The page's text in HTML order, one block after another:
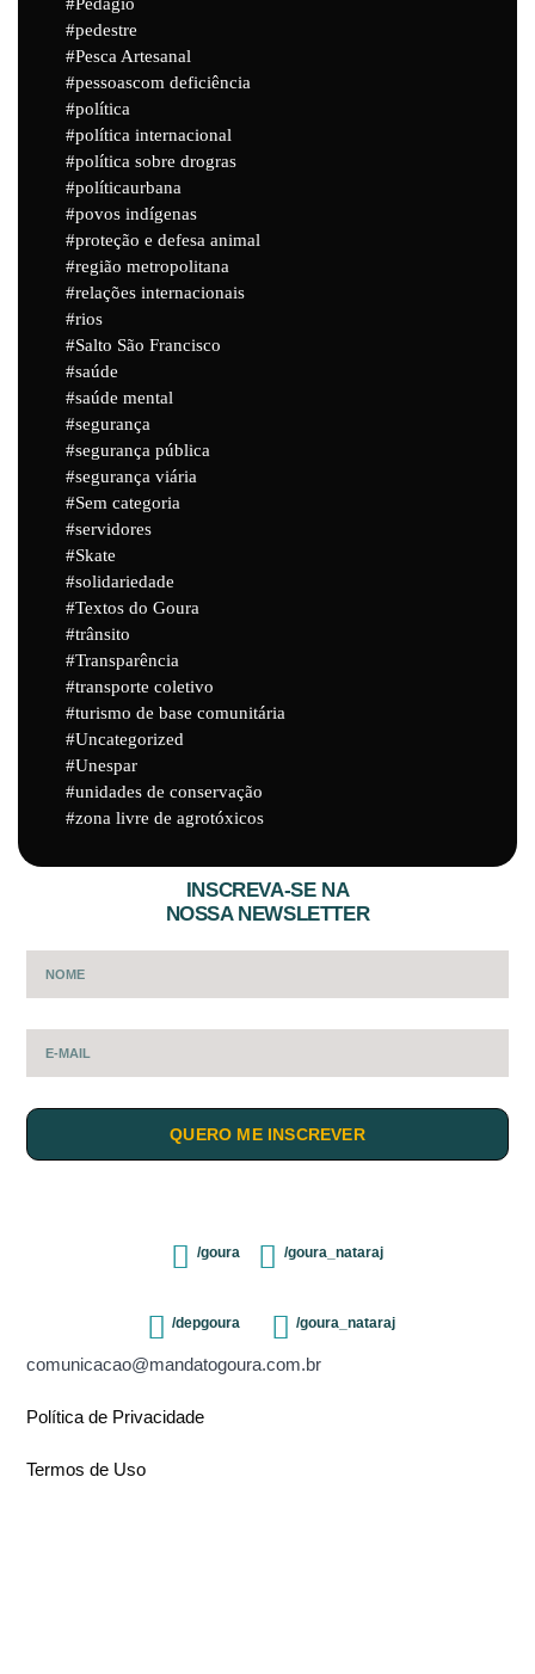
pedestre
Pesca Artesanal
pessoascom deficiência
política
política internacional
política sobre drogras
políticaurbana
povos indígenas
proteção e defesa animal
região metropolitana
relações internacionais
rios
Salto São Francisco
saúde
saúde mental
segurança
segurança pública
segurança viária
Sem categoria
servidores
Skate
solidariedade
Textos do Goura
trânsito
Transparência
transporte coletivo
turismo de base comunitária
Uncategorized
Unespar
unidades de conservação
zona livre de agrotóxicos
INSCREVA-SE NA
NOSSA NEWSLETTER
QUERO ME INSCREVER
/goura /goura_nataraj
/depgoura /goura_nataraj
comunicacao@mandatogoura.com.br
Política de Privacidade
Termos de Uso